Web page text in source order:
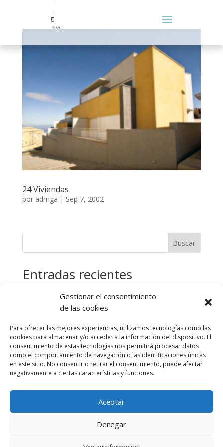
Gestionar el consentimiento
de las cookies
Para ofrecer las mejores experiencias, utilizamos tecnologías como las
cookies para almacenar y/o acceder a la información del dispositivo. El
consentimiento de estas tecnologías nos permitirá procesar datos
como el comportamiento de navegación o las identificaciones únicas
en este sitio. No consentir o retirar el consentimiento, puede afectar
negativamente a ciertas características y funciones.
Aceptar
Denegar
24 Viviendas
por admga | Sep 7, 2002
Buscar
Entradas recientes
No hay comentarios que mostrar.